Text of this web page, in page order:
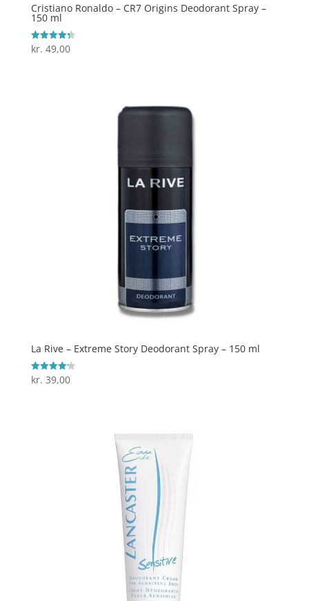
Cristiano Ronaldo – CR7 Origins Deodorant Spray –
150 ml
Vurderet
4.3
kr. 49,00
La Rive – Extreme Story Deodorant Spray – 150 ml
Vurderet
4.2
kr. 39,00